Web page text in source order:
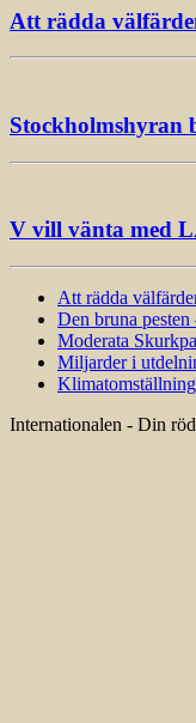
Att rädda
Stockholmshyran
V vill vänta med
Att rädda
Den bruna pesten
Moderata
Miljarder i
Internationalen - Din